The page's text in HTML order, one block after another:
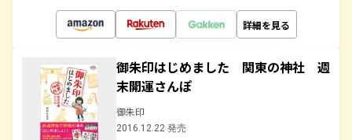
詳細を見る
御朱印はじめました 関東の神社 週
末開運さんぽ
御朱印
2016.12.22 発売